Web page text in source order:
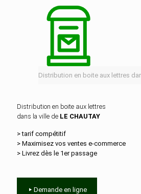
Distribution en boite aux lettres
Distribution en boite aux lettres
dans la ville de LE CHAUTAY
> tarif compétitif
> Maximisez vos ventes e‑commerce
> Livrez dès le 1er passage
Demande en ligne